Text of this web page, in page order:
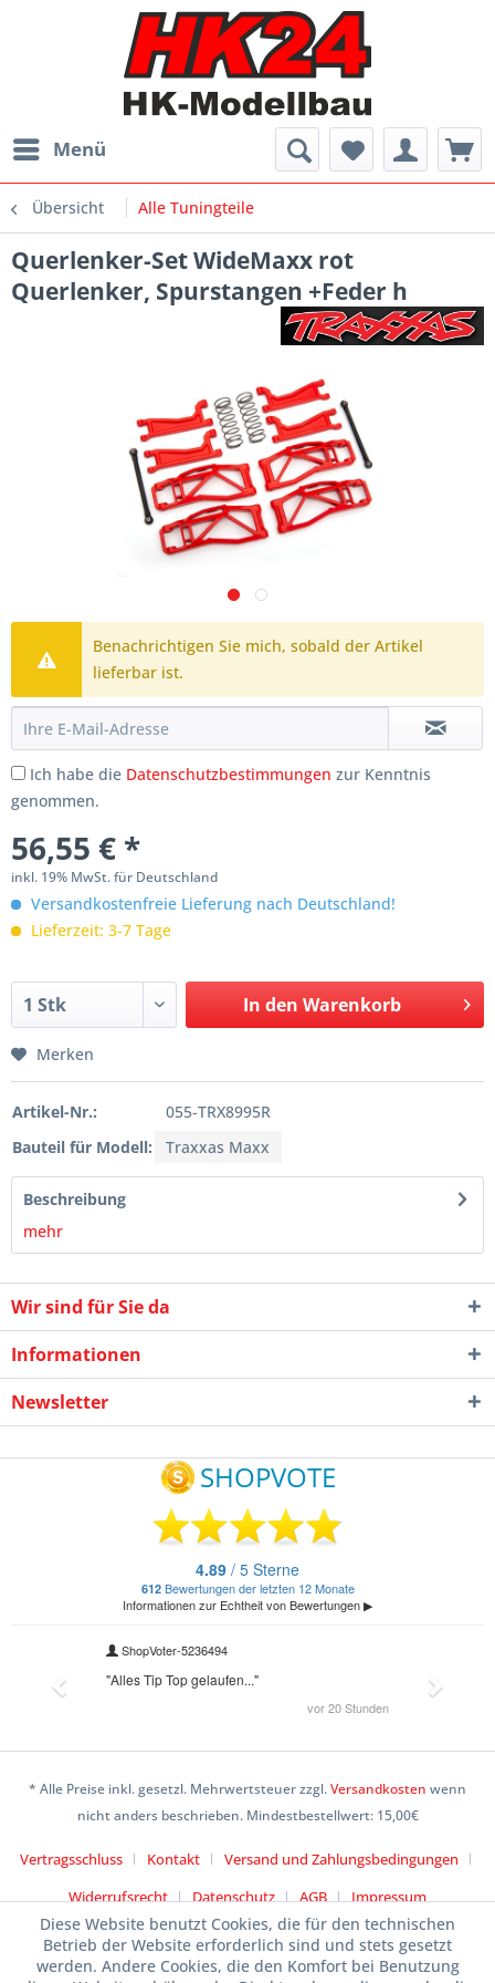
Menü
Übersicht Alle Tuningteile
Querlenker-Set WideMaxx rot
Querlenker, Spurstangen +Feder h
Benachrichtigen Sie mich, sobald der Artikel
lieferbar ist.
Ich habe die Datenschutzbestimmungen zur Kenntnis
genommen.
56,55 € *
inkl. 19% MwSt. für Deutschland
Versandkostenfreie Lieferung nach Deutschland!
Lieferzeit: 3-7 Tage
In den Warenkorb
Merken
Artikel-Nr.:
055-TRX8995R
Bauteil für Modell:
Traxxas Maxx
Beschreibung
mehr
Wir sind für Sie da
Informationen
Newsletter
* Alle Preise inkl. gesetzl. Mehrwertsteuer zzgl.Versandkosten wenn
nicht anders beschrieben. Mindestbestellwert: 15,00€
Vertragsschluss Kontakt
Versand und Zahlungsbedingungen
Widerrufsrecht
Datenschutz AGB Impressum
Diese Website benutzt Cookies, die für den technischen
Betrieb der Website erforderlich sind und stets gesetzt
werden. Andere Cookies, die den Komfort bei Benutzung